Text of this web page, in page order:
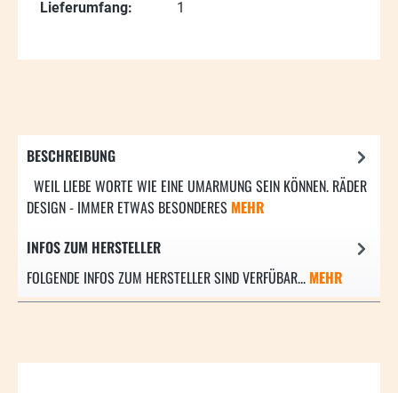
Lieferumfang:
1
BESCHREIBUNG
WEIL LIEBE WORTE WIE EINE UMARMUNG SEIN KÖNNEN. RÄDER
DESIGN - IMMER ETWAS BESONDERES MEHR
INFOS ZUM HERSTELLER
FOLGENDE INFOS ZUM HERSTELLER SIND VERFÜBAR... MEHR